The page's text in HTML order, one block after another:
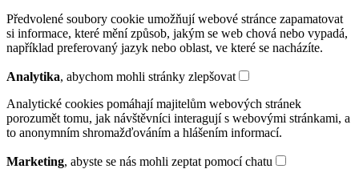
Předvolené soubory cookie umožňují webové stránce zapamatovat
si informace, které mění způsob, jakým se web chová nebo vypadá,
například preferovaný jazyk nebo oblast, ve které se nacházíte.
Analytika, abychom mohli stránky zlepšovat
Analytické cookies pomáhají majitelům webových stránek
porozumět tomu, jak návštěvníci interagují s webovými stránkami, a
to anonymním shromažďováním a hlášením informací.
Marketing, abyste se nás mohli zeptat pomocí chatu